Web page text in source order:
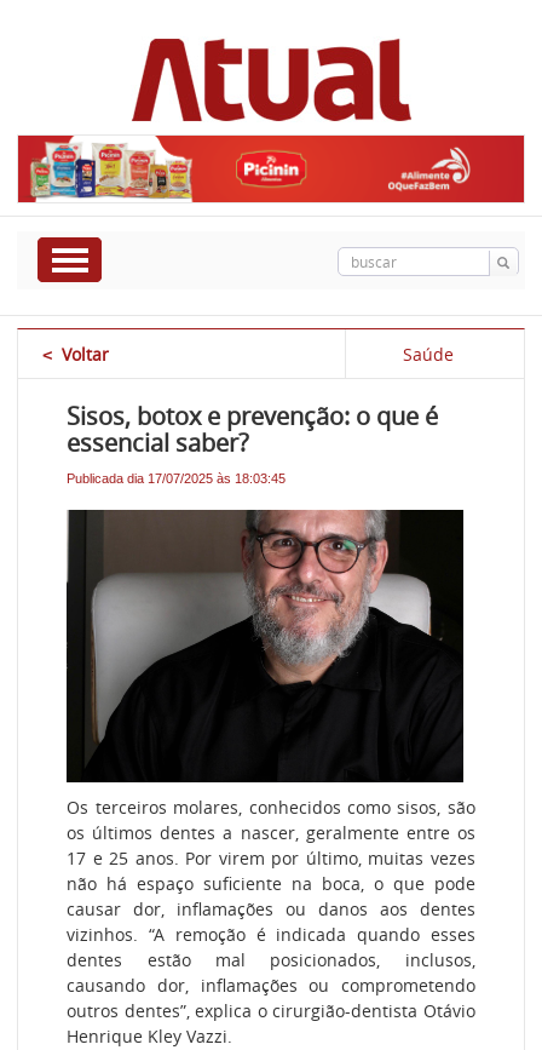
<Voltar Saúde
Sisos, botox e prevenção: o que é
essencial saber?
Publicada dia 17/07/2025 às 18:03:45
Os terceiros molares, conhecidos como sisos, são
os últimos dentes a nascer, geralmente entre os
17 e 25 anos. Por virem por último, muitas vezes
não há espaço suficiente na boca, o que pode
causar dor, inflamações ou danos aos dentes
vizinhos. “A remoção é indicada quando esses
dentes estão mal posicionados, inclusos,
causando dor, inflamações ou comprometendo
outros dentes”, explica o cirurgião-dentista Otávio
Henrique Kley Vazzi.